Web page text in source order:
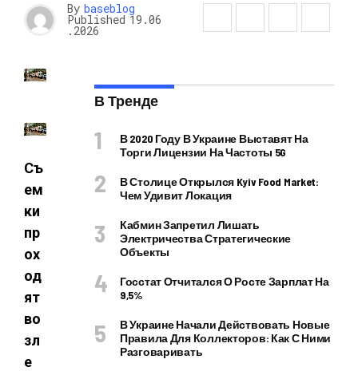
By baseblog
Published 19.06
.2026
Съ
ем
ки
пр
ох
од
ят
во
зл
е
В Тренде
В 2020 Году В Украине Выставят На
Торги Лицензии На Частоты 5G
В Столице Открылся Kyiv Food Market:
Чем Удивит Локация
Кабмин Запретил Лишать
Электричества Стратегические
Объекты
Госстат Отчитался О Росте Зарплат На
9,5%
В Украине Начали Действовать Новые
Правила Для Коллекторов: Как С Ними
Разговаривать